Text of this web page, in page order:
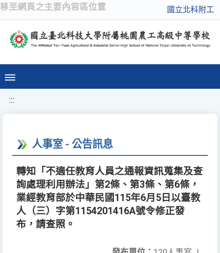
移至網頁之主要內容區位置 國立北科附工
:::
人事室 - 公告訊息
轉知「不適任教育人員之通報資訊蒐集及查
詢處理利用辦法」第2條、第3條、第6條，
業經教育部於中華民國115年6月5日以臺教
人（三）字第1154201416A號令修正發
布，請查照。